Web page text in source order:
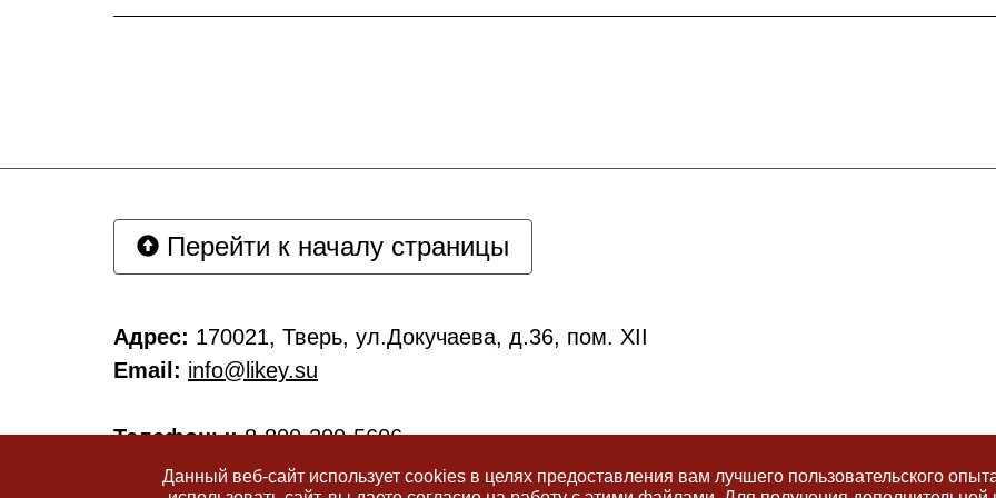
Данный веб-сайт использует cookies в целях предоставления вам лучшего пользовательского
Перейти к началу страницы
Адрес: 170021, Тверь, ул.Докучаева, д.36, пом. XII
Email: info@likey.su
Телефоны:8-800-200-5606
Официальный сайт АНО ДПО УКЦ "Ликей"